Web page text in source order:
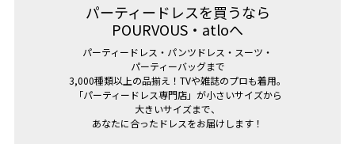
パーティードレスを買うなら
POURVOUS・atloへ
パーティードレス・パンツドレス・スーツ・
パーティーバッグまで
3,000種類以上の品揃え！TVや雑誌のプロも着用。
「パーティードレス専門店」が小さいサイズから
大きいサイズまで、
あなたに合ったドレスをお届けします！